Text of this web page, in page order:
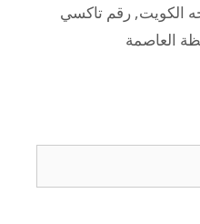
الكويت, رقم تاكسي
العاصمة